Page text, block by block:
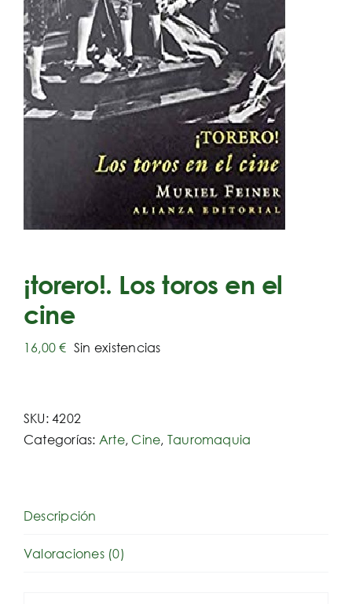
¡torero!. Los toros en el
cine
16,00€ Sin existencias
SKU:4202
Categorías: Arte, Cine, Tauromaquia
Descripción
Valoraciones (0)